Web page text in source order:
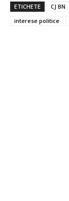
ETICHETE CJ BN
interese politice